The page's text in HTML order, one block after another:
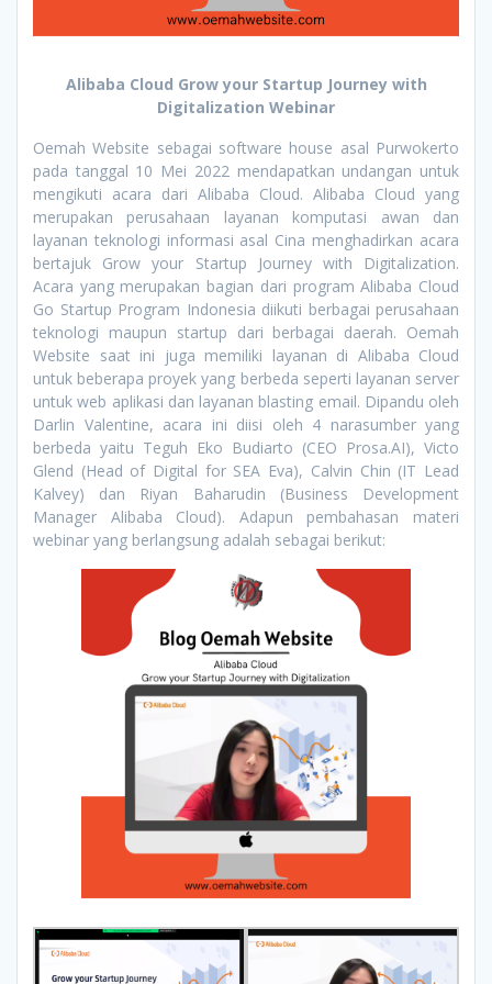
Alibaba Cloud Grow your Startup Journey with
Digitalization Webinar
Oemah Website sebagai software house asal Purwokerto
pada tanggal 10 Mei 2022 mendapatkan undangan untuk
mengikuti acara dari Alibaba Cloud. Alibaba Cloud yang
merupakan perusahaan layanan komputasi awan dan
layanan teknologi informasi asal Cina menghadirkan acara
bertajuk Grow your Startup Journey with Digitalization.
Acara yang merupakan bagian dari program Alibaba Cloud
Go Startup Program Indonesia diikuti berbagai perusahaan
teknologi maupun startup dari berbagai daerah. Oemah
Website saat ini juga memiliki layanan di Alibaba Cloud
untuk beberapa proyek yang berbeda seperti layanan server
untuk web aplikasi dan layanan blasting email. Dipandu oleh
Darlin Valentine, acara ini diisi oleh 4 narasumber yang
berbeda yaitu Teguh Eko Budiarto (CEO Prosa.AI), Victo
Glend (Head of Digital for SEA Eva), Calvin Chin (IT Lead
Kalvey) dan Riyan Baharudin (Business Development
Manager Alibaba Cloud). Adapun pembahasan materi
webinar yang berlangsung adalah sebagai berikut: